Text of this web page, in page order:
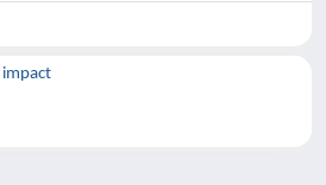
impact